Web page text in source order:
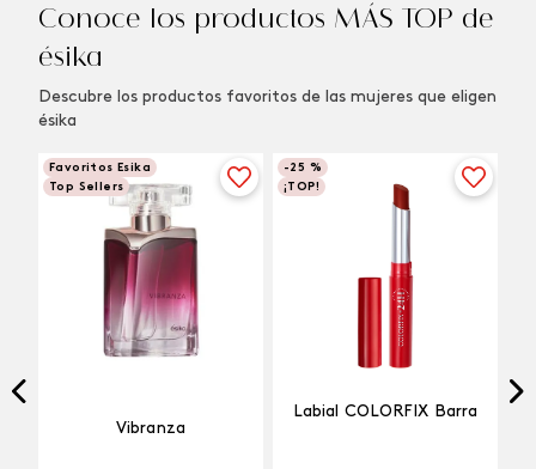
Conoce los productos MÁS TOP de
ésika
Descubre los productos favoritos de las mujeres que eligen
ésika
Favoritos Esika
Top Sellers
Vibranza
-25 %
¡TOP!
Labial COLORFIX Barra